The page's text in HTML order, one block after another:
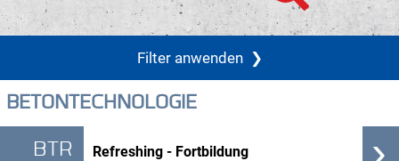
Filter anwenden❯
BETONTECHNOLOGIE
BTR Refreshing - Fortbildung